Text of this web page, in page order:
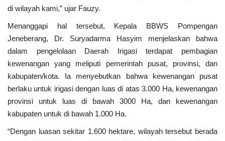
di wilayah kami,” ujar Fauzy.
Menanggapi hal tersebut, Kepala BBWS Pompengan
Jeneberang, Dr. Suryadarma Hasyim menjelaskan bahwa
dalam pengelolaan Daerah Irigasi terdapat pembagian
kewenangan yang meliputi pemerintah pusat, provinsi, dan
kabupaten/kota. Ia menyebutkan bahwa kewenangan pusat
berlaku untuk irigasi dengan luas di atas 3.000 Ha, kewenangan
provinsi untuk luas di bawah 3000 Ha, dan kewenangan
kabupaten untuk di bawah 1.000 Ha.
“Dengan luasan sekitar 1.600 hektare, wilayah tersebut berada